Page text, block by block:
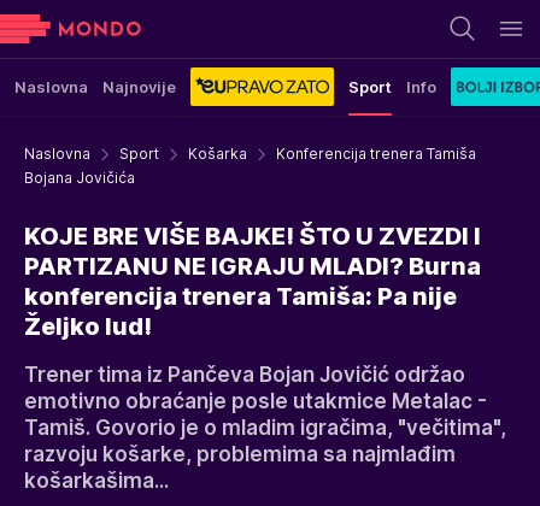
Naslovna Najnovije Sport Info
Naslovna Sport Košarka
Konferencija trenera Tamiša
Bojana Jovičića
KOJE BRE VIŠE BAJKE! ŠTO U ZVEZDI I
PARTIZANU NE IGRAJU MLADI? Burna
konferencija trenera Tamiša: Pa nije
Željko lud!
Trener tima iz Pančeva Bojan Jovičić održao
emotivno obraćanje posle utakmice Metalac -
Tamiš. Govorio je o mladim igračima, "večitima",
razvoju košarke, problemima sa najmlađim
košarkašima...